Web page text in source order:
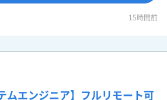
15時間前
ムエンジニア】フルリモート可